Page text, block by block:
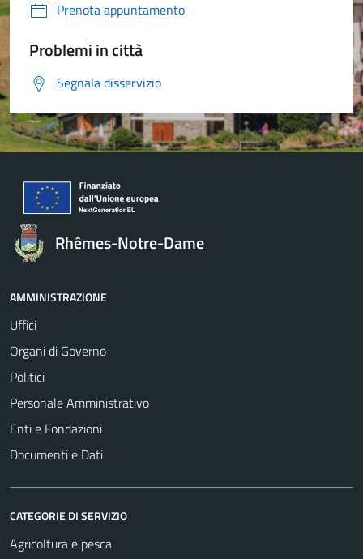
Prenota appuntamento
Problemi in città
Segnala disservizio
Rhêmes-Notre-Dame
AMMINISTRAZIONE
Uffici
Organi di Governo
Politici
Personale Amministrativo
Enti e Fondazioni
Documenti e Dati
CATEGORIE DI SERVIZIO
Agricoltura e pesca